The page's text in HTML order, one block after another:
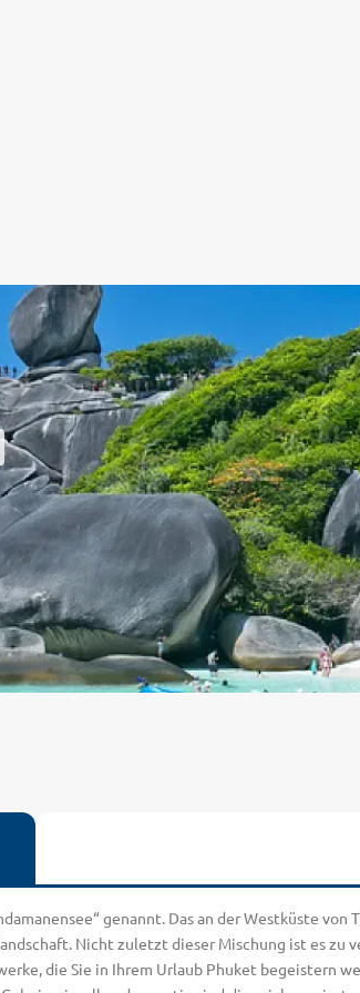
genannt. Das an der Westküste
Nicht zuletzt dieser Mischung ist es
die Sie in Ihrem Urlaub Phuket begeistern